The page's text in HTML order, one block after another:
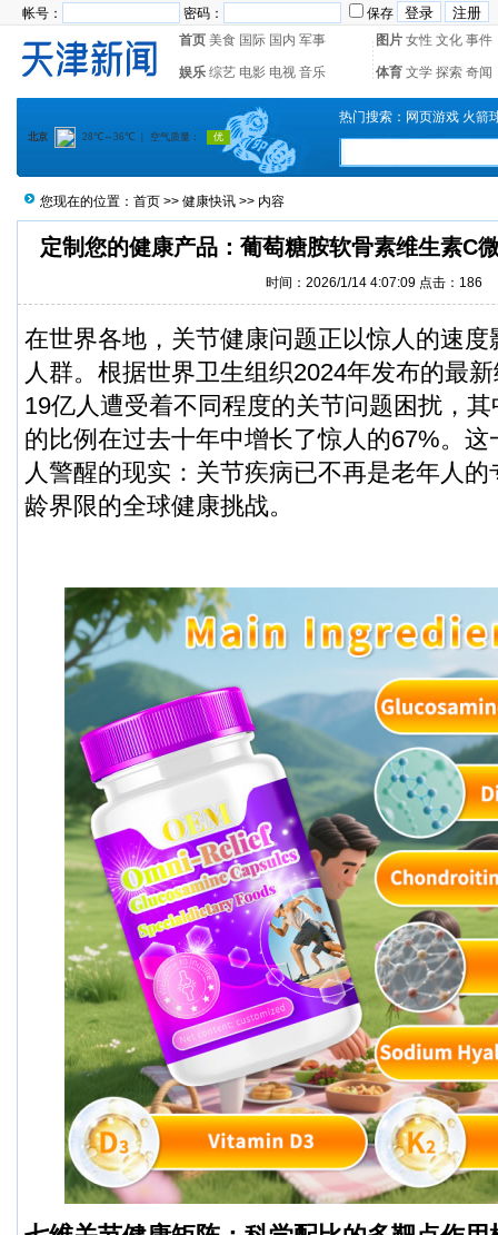
帐号： 密码：
保存
首页 美食 国际 国内 军事 图片 女性 文化 事件
娱乐 综艺 电影 电视 音乐 体育 文学 探索 奇闻
热门搜索： 网页游戏 火箭
您现在的位置： 首页 >> 健康快讯 >> 内容
定制您的健康产品：葡萄糖胺软骨素维生素C
时间：2026/1/14 4:07:09 点击：186
在世界各地，关节健康问题正以惊人的速
人群。根据世界卫生组织2024年发布的最
19亿人遭受着不同程度的关节问题困扰，
的比例在过去十年中增长了惊人的67%。
人警醒的现实：关节疾病已不再是老年人
龄界限的全球健康挑战。